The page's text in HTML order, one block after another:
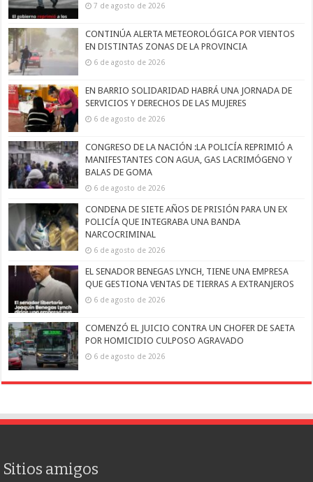
7 de agosto de 2026
CONTINÚA ALERTA METEOROLÓGICA POR VIENTOS
EN DISTINTAS ZONAS DE LA PROVINCIA
6 de agosto de 2026
EN BARRIO SOLIDARIDAD HABRÁ UNA JORNADA DE
SERVICIOS Y DERECHOS DE LAS MUJERES
6 de agosto de 2026
CONGRESO DE LA NACIÓN :LA POLICÍA REPRIMIÓ A
MANIFESTANTES CON AGUA, GAS LACRIMÓGENO Y
BALAS DE GOMA
6 de agosto de 2026
CONDENA DE SIETE AÑOS DE PRISIÓN PARA UN EX
POLICÍA QUE INTEGRABA UNA BANDA
NARCOCRIMINAL
6 de agosto de 2026
EL SENADOR BENEGAS LYNCH, TIENE UNA EMPRESA
QUE GESTIONA VENTAS DE TIERRAS A EXTRANJEROS
6 de agosto de 2026
COMENZÓ EL JUICIO CONTRA UN CHOFER DE SAETA
POR HOMICIDIO CULPOSO AGRAVADO
6 de agosto de 2026
Sitios amigos